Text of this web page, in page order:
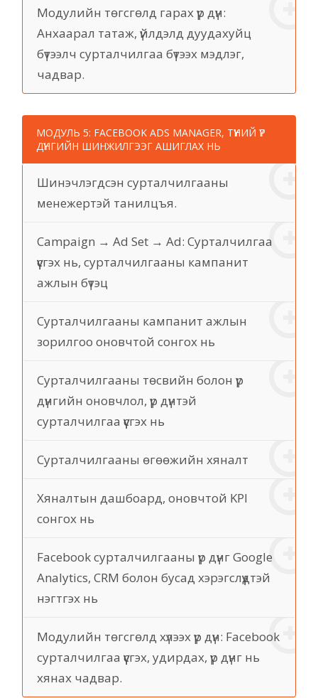
Модулийн төгсгөлд гарах үр дүн:
Анхаарал татаж, үйлдэлд дуудахуйц
бүтээлч сурталчилгаа бүтээх мэдлэг,
чадвар.
МОДУЛЬ 5: FACEBOOK ADS MANAGER, ТҮҮНИЙ ҮР
ДҮНГИЙН ШИНЖИЛГЭЭГ АШИГЛАХ НЬ
Шинэчлэгдсэн сурталчилгааны
менежертэй танилцъя.
Campaign → Ad Set → Ad: Сурталчилгаа
үүсгэх нь, сурталчилгааны кампанит
ажлын бүтэц
Сурталчилгааны кампанит ажлын
зорилгоо оновчтой сонгох нь
Сурталчилгааны төсвийн болон үр
дүнгийн оновчлол, үр дүнтэй
сурталчилгаа үүсгэх нь
Сурталчилгааны өгөөжийн хяналт
Хяналтын дашбоард, оновчтой KPI
сонгох нь
Facebook сурталчилгааны үр дүнг Google
Analytics, CRM болон бусад хэрэгслүүдтэй
нэгтгэх нь
Модулийн төгсгөлд хүлээх үр дүн: Facebook
сурталчилгаа үүсгэх, удирдах, үр дүнг нь
хянах чадвар.